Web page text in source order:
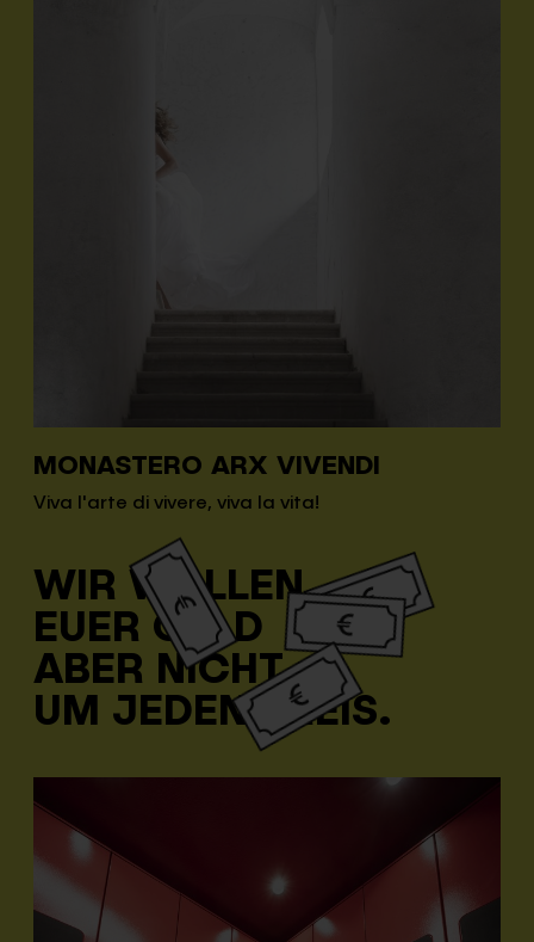
MONASTERO ARX VIVENDI
Viva l'arte di vivere, viva la vita!
WIR WOLLEN
EUER GELD
ABER NICHT
UM JEDEN PREIS.